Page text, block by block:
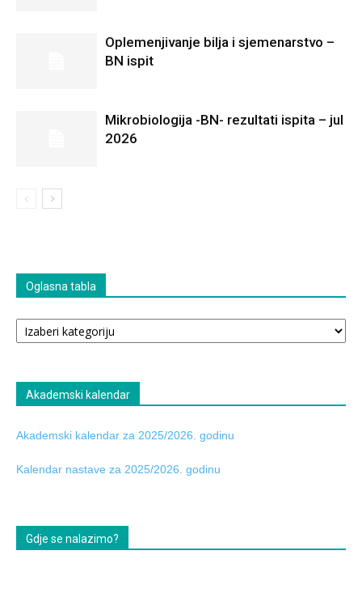
Oplemenjivanje bilja i sjemenarstvo –
BN ispit
Mikrobiologija -BN- rezultati ispita – jul
2026
Oglasna tabla
Oglasna
tabla
Akademski kalendar
Akademski kalendar za 2025/2026. godinu
Kalendar nastave za 2025/2026. godinu
Gdje se nalazimo?